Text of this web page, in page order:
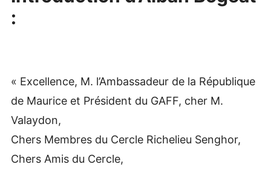
:
« Excellence, M. l’Ambassadeur de la République
de Maurice et Président du GAFF, cher M.
Valaydon,
Chers Membres du Cercle Richelieu Senghor,
Chers Amis du Cercle,